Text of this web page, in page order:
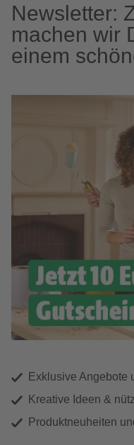
Newsletter:
machen wir
einem
Exklusive Angebote
Kreative Ideen &
Produktneuheiten